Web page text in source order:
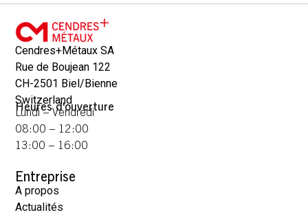
Cendres+Métaux SA
Rue de Boujean 122
CH-2501 Biel/Bienne
Switzerland
Heures d'ouverture
Lundi – Vendredi
08:00 – 12:00
13:00 – 16:00
Entreprise
A propos
Actualités